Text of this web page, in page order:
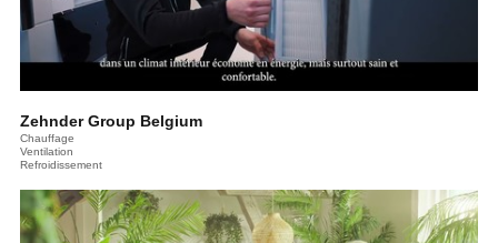
Zehnder Group Belgium
Chauffage
Ventilation
Refroidissement